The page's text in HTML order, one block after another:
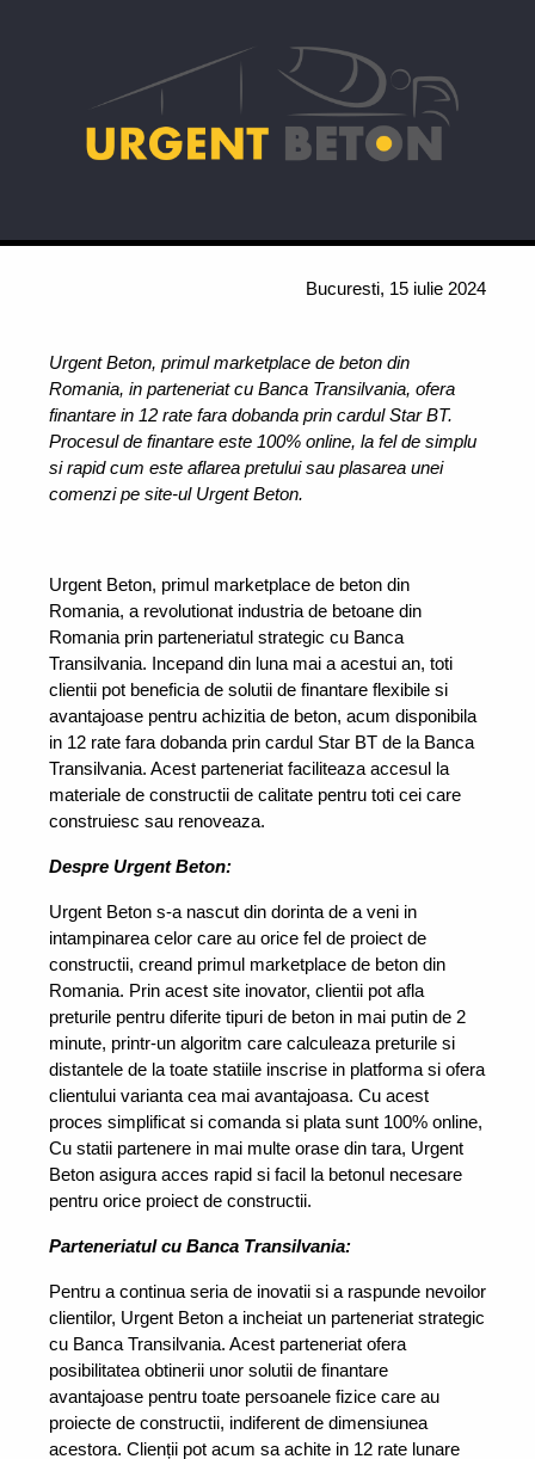
Bucuresti, 15 iulie 2024
Urgent Beton, primul marketplace de beton din
Romania, in parteneriat cu Banca Transilvania, ofera
finantare in 12 rate fara dobanda prin cardul Star BT.
Procesul de finantare este 100% online, la fel de simplu
si rapid cum este aflarea pretului sau plasarea unei
comenzi pe site-ul Urgent Beton.
Urgent Beton, primul marketplace de beton din
Romania, a revolutionat industria de betoane din
Romania prin parteneriatul strategic cu Banca
Transilvania. Incepand din luna mai a acestui an, toti
clientii pot beneficia de solutii de finantare flexibile si
avantajoase pentru achizitia de beton, acum disponibila
in 12 rate fara dobanda prin cardul Star BT de la Banca
Transilvania. Acest parteneriat faciliteaza accesul la
materiale de constructii de calitate pentru toti cei care
construiesc sau renoveaza.
Despre Urgent Beton:
Urgent Beton s-a nascut din dorinta de a veni in
intampinarea celor care au orice fel de proiect de
constructii, creand primul marketplace de beton din
Romania. Prin acest site inovator, clientii pot afla
preturile pentru diferite tipuri de beton in mai putin de 2
minute, printr-un algoritm care calculeaza preturile si
distantele de la toate statiile inscrise in platforma si ofera
clientului varianta cea mai avantajoasa. Cu acest
proces simplificat si comanda si plata sunt 100% online,
Cu statii partenere in mai multe orase din tara, Urgent
Beton asigura acces rapid si facil la betonul necesare
pentru orice proiect de constructii.
Parteneriatul cu Banca Transilvania:
Pentru a continua seria de inovatii si a raspunde nevoilor
clientilor, Urgent Beton a incheiat un parteneriat strategic
cu Banca Transilvania. Acest parteneriat ofera
posibilitatea obtinerii unor solutii de finantare
avantajoase pentru toate persoanele fizice care au
proiecte de constructii, indiferent de dimensiunea
acestora. Clienții pot acum sa achite in 12 rate lunare